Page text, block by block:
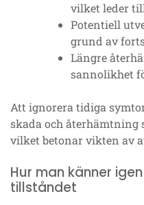
vilket leder
Potentiell
grund av
Längre
sannolikhet
Att ignorera tidiga
skada och återhämtning
vilket betonar vikten av
Hur man känner
tillståndet